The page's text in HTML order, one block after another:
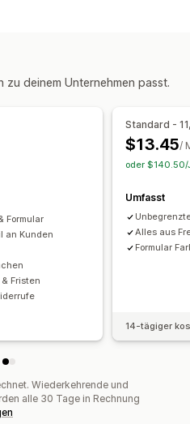
zu deinem Unternehmen passt.
Formular
an Kunden
Fristen
Standard -
$13.45/
oder $140.50/
Umfasst
Alles aus
Formular
14-tägiger
Wiederkehrende und
alle 30 Tage in Rechnung